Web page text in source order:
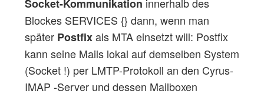
Socket-Kommunikation innerhalb des
Blockes SERVICES {} dann, wenn man
später Postfixals MTA einsetzt will: Postfix
kann seine Mails lokal auf demselben System
(Socket !) per LMTP-Protokoll an den Cyrus-
IMAP -Server und dessen Mailboxen